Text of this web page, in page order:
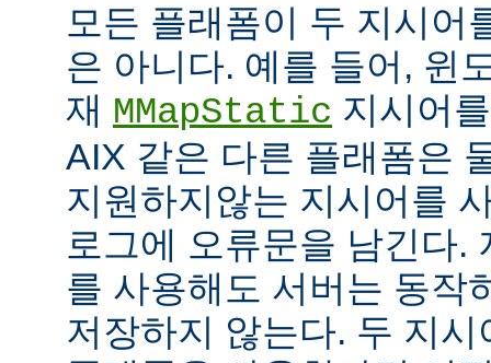
모든 플래폼이 두 지시어
은 아니다. 예를 들어, 윈
재 MMapStatic 지시어
AIX 같은 다른 플래폼은
지원하지않는 지시어를
로그에 오류문을 남긴다.
를 사용해도 서버는 동작
저장하지 않는다. 두 지